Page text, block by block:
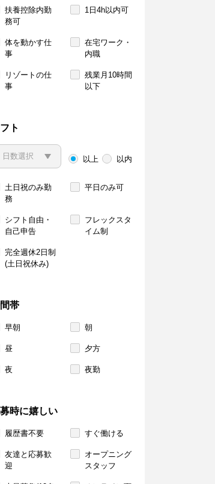
扶養控除内勤
務可
1日4h以内可
体を動かす仕
事
在宅ワーク・
内職
リゾートの仕
事
残業月10時間
以下
ト
以上 以内
土日祝のみ勤
務
平日のみ可
シフト自由・
自己申告
フレックスタ
イム制
完全週休2日制
(土日祝休み)
帯
早朝 朝
昼 夕方
夜 夜勤
時に嬉しい
履歴書不要 すぐ働ける
友達と応募歓
迎
オープニング
スタッフ